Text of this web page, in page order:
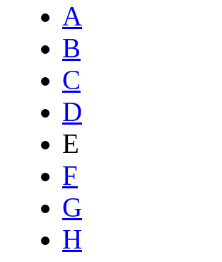
A
B
C
D
E
F
G
H